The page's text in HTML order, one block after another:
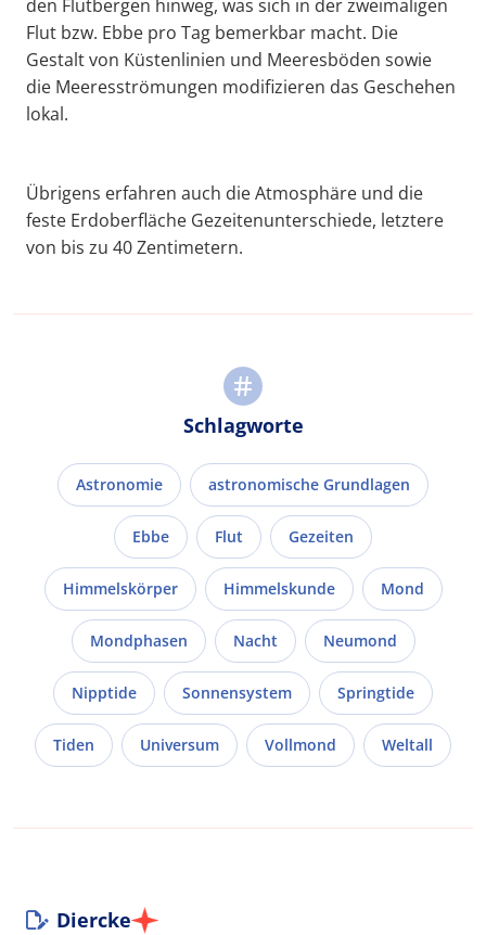
den Flutbergen hinweg, was sich in der zweimaligen
Flut bzw. Ebbe pro Tag bemerkbar macht. Die
Gestalt von Küstenlinien und Meeresböden sowie
die Meeresströmungen modifizieren das Geschehen
lokal.
Übrigens erfahren auch die Atmosphäre und die
feste Erdoberfläche Gezeitenunterschiede, letztere
von bis zu 40 Zentimetern.
Schlagworte
Astronomie astronomische Grundlagen
Ebbe Flut Gezeiten
Himmelskörper Himmelskunde Mond
Mondphasen Nacht Neumond
Nipptide Sonnensystem Springtide
Tiden Universum Vollmond Weltall
Diercke